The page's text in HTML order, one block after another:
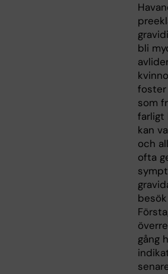
bli
foster
som
farligt
kan
och
ofta
gång